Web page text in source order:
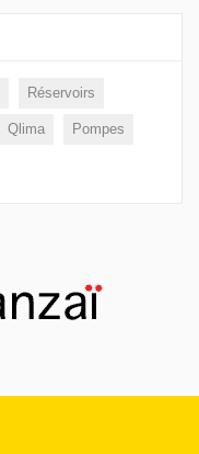
Réservoirs
Qlima Pompes